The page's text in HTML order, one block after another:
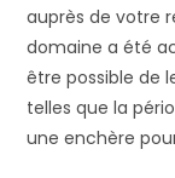
auprès de votre
domaine a été
être possible de
telles que la
une enchère